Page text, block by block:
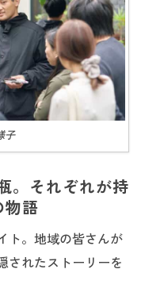
子
。それぞれが持
物語
ト。地域の皆さんが
されたストーリーを